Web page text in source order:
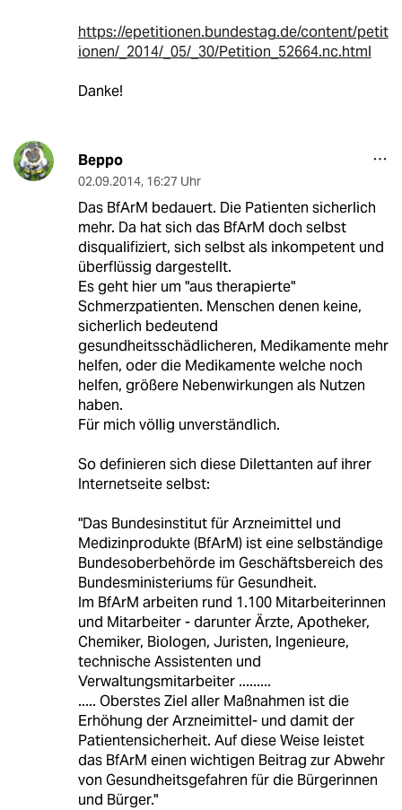
https://epetitionen.bundestag.de/content/petit
ionen/_2014/_05/_30/Petition_52664.nc.html
Danke!
Beppo
02.09.2014, 16:27 Uhr
Das BfArM bedauert. Die Patienten sicherlich
mehr. Da hat sich das BfArM doch selbst
disqualifiziert, sich selbst als inkompetent und
überflüssig dargestellt.
Es geht hier um "aus therapierte"
Schmerzpatienten. Menschen denen keine,
sicherlich bedeutend
gesundheitsschädlicheren, Medikamente mehr
helfen, oder die Medikamente welche noch
helfen, größere Nebenwirkungen als Nutzen
haben.
Für mich völlig unverständlich.
So definieren sich diese Dilettanten auf ihrer
Internetseite selbst:
"Das Bundesinstitut für Arzneimittel und
Medizinprodukte (BfArM) ist eine selbständige
Bundesoberbehörde im Geschäftsbereich des
Bundesministeriums für Gesundheit.
Im BfArM arbeiten rund 1.100 Mitarbeiterinnen
und Mitarbeiter - darunter Ärzte, Apotheker,
Chemiker, Biologen, Juristen, Ingenieure,
technische Assistenten und
Verwaltungsmitarbeiter .........
..... Oberstes Ziel aller Maßnahmen ist die
Erhöhung der Arzneimittel- und damit der
Patientensicherheit. Auf diese Weise leistet
das BfArM einen wichtigen Beitrag zur Abwehr
von Gesundheitsgefahren für die Bürgerinnen
und Bürger."